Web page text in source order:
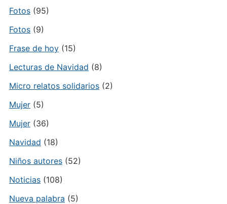
Fotos(95)
Fotos(9)
Frase de hoy(15)
Lecturas de Navidad (8)
Micro relatos solidarios(2)
Mujer(5)
Mujer(36)
Navidad (18)
Niños autores(52)
Noticias(108)
Nueva palabra (5)